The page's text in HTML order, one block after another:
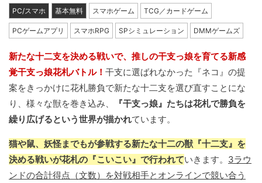
PC/スマホ 基本無料 スマホゲーム TCG／カードゲーム
PCゲームアプリ スマホRPG SPシミュレーション DMMゲームズ
新たな十二支を決める戦いで、推しの干支っ娘を育てる新感
覚干支っ娘花札バトル！ 干支に選ばれなかった『ネコ』の提
案をきっかけに花札勝負で新たな十二支を選び直すことにな
り、様々な獣を巻き込み、
『干支っ娘』たちは花札で勝負を
繰り広げるという世界が描かれています。
猫や鼠、妖怪までもが参戦する新たな十二の獣『十二支』を
決める戦いが花札の『こいこい』で行われていきます。 3ラウ
ンドの合計得点（文数）を対戦相手とオンラインで競い合う